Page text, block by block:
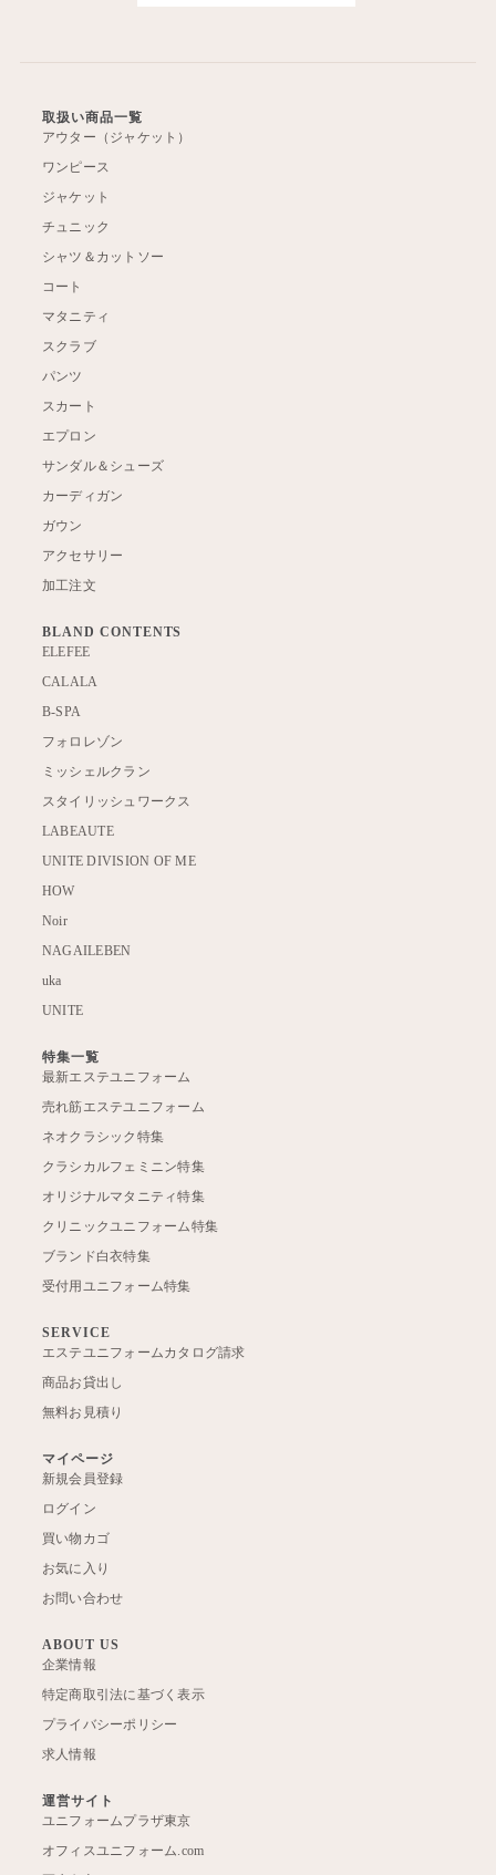
取扱い商品一覧
アウター（ジャケット）
ワンピース
ジャケット
チュニック
シャツ＆カットソー
コート
マタニティ
スクラブ
パンツ
スカート
エプロン
サンダル＆シューズ
カーディガン
ガウン
アクセサリー
加工注文
BLAND CONTENTS
ELEFEE
CALALA
B-SPA
フォロレゾン
ミッシェルクラン
スタイリッシュワークス
LABEAUTE
UNITE DIVISION OF ME
HOW
Noir
NAGAILEBEN
uka
UNITE
特集一覧
最新エステユニフォーム
売れ筋エステユニフォーム
ネオクラシック特集
クラシカルフェミニン特集
オリジナルマタニティ特集
クリニックユニフォーム特集
ブランド白衣特集
受付用ユニフォーム特集
SERVICE
エステユニフォームカタログ請求
商品お貸出し
無料お見積り
マイページ
新規会員登録
ログイン
買い物カゴ
お気に入り
お問い合わせ
ABOUT US
企業情報
特定商取引法に基づく表示
プライバシーポリシー
求人情報
運営サイト
ユニフォームプラザ東京
オフィスユニフォーム.com